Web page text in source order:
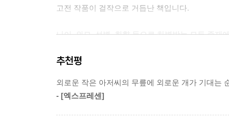
고전 작품이 걸작으로 거듭난 책입니다.
나이, 외모, 성별, 취향 등으로 차별받는 모든 존재
만듭니다. 장애인 혼자서 이동할 수 있는 편의시
성별로 등 말도 안 되는 갖가지 이유로 세상에
어른들은 잘 모릅니다. 그리고 그런 어른들은 자
추천평
외로운 작은 아저씨의 무릎에 외로운 개가 기대는
- [엑스프레센]